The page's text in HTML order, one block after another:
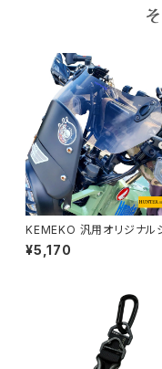
KEMEKO 汎用オリジナル
ートキャノピー2 Lサイズキット J
A55/65対応
¥5,170